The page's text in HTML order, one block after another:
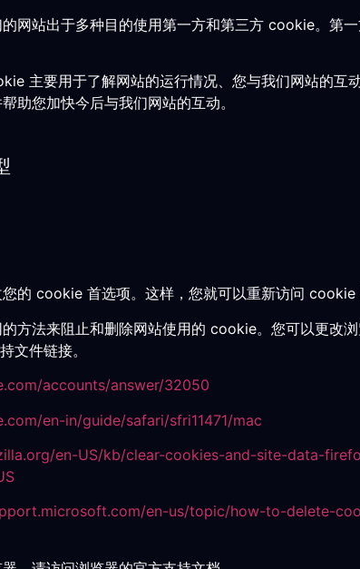
网站出于多种目的使用第一方和第三方 cookie。第
主要用于了解网站的运行情况、您与我们网站的互
助您加快今后与我们网站的互动。
的 cookie 首选项。这样，您就可以重新访问 cookie
方法来阻止和删除网站使用的 cookie。您可以更改
文件链接。
accounts/answer/32050
en-in/guide/safari/sfri11471/mac
en-US/kb/clear-cookies-and-site-data-
en-us/topic/how-to-delete-